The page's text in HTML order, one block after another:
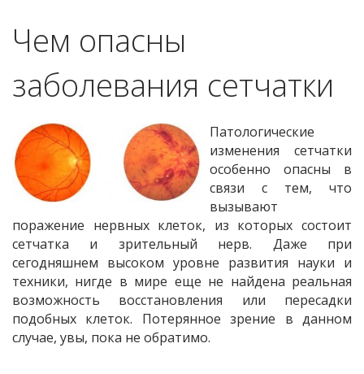
Чем опасны
заболевания сетчатки
Патологические
изменения сетчатки
особенно опасны в
связи с тем, что
вызывают
поражение нервных клеток, из которых состоит
сетчатка и зрительный нерв. Даже при
сегодняшнем высоком уровне развития науки и
техники, нигде в мире еще не найдена реальная
возможность восстановления или пересадки
подобных клеток. Потерянное зрение в данном
случае, увы, пока не обратимо.